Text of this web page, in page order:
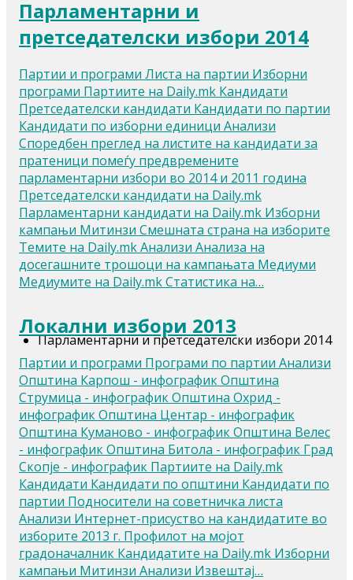
Парламентарни и
претседателски избори 2014
Партии и програми Листа на партии Изборни
програми Партиите на Daily.mk Кандидати
Претседателски кандидати Кандидати по партии
Кандидати по изборни единици Анализи
Споредбен преглед на листите на кандидати за
пратеници помеѓу предвремените
парламентарни избори во 2014 и 2011 година
Претседателски кандидати на Daily.mk
Парламентарни кандидати на Daily.mk Изборни
кампањи Митинзи Смешната страна на изборите
Темите на Daily.mk Анализи Анализа на
досегашните трошоци на кампањата Медиуми
Медиумите на Daily.mk Статистика на…
Парламентарни и претседателски избори 2014
Локални избори 2013
Партии и програми Програми по партии Анализи
Општина Карпош - инфографик Општина
Струмица - инфографик Општина Охрид -
инфографик Општина Центар - инфографик
Општина Куманово - инфографик Општина Велес
- инфографик Општина Битола - инфографик Град
Скопје - инфографик Партиите на Daily.mk
Кандидати Кандидати по општини Кандидати по
партии Подносители на советничка листа
Анализи Интернет-присуство на кандидатите во
изборите 2013 г. Профилот на мојот
градоначалник Кандидатите на Daily.mk Изборни
кампањи Митинзи Анализи Извештај…